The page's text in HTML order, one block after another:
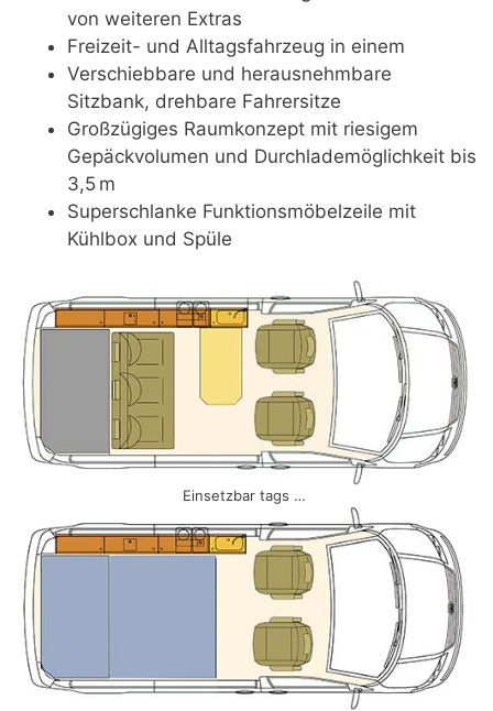
von weiteren Extras
Freizeit- und Alltagsfahrzeug in einem
Verschiebbare und herausnehmbare
Sitzbank, drehbare Fahrersitze
Großzügiges Raumkonzept mit riesigem
Gepäckvolumen und Durchlademöglichkeit bis
3,5 m
Superschlanke Funktionsmöbelzeile mit
Kühlbox und Spüle
Einsetzbar tags …